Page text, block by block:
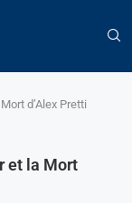
d’Alex Pretti
et la Mort